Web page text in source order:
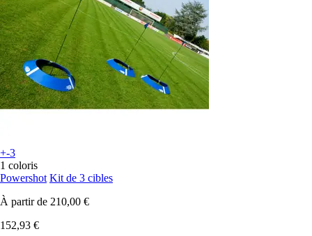
+-3
1 coloris
Powershot Kit de 3 cibles
À partir de 210,00 €
152,93 €